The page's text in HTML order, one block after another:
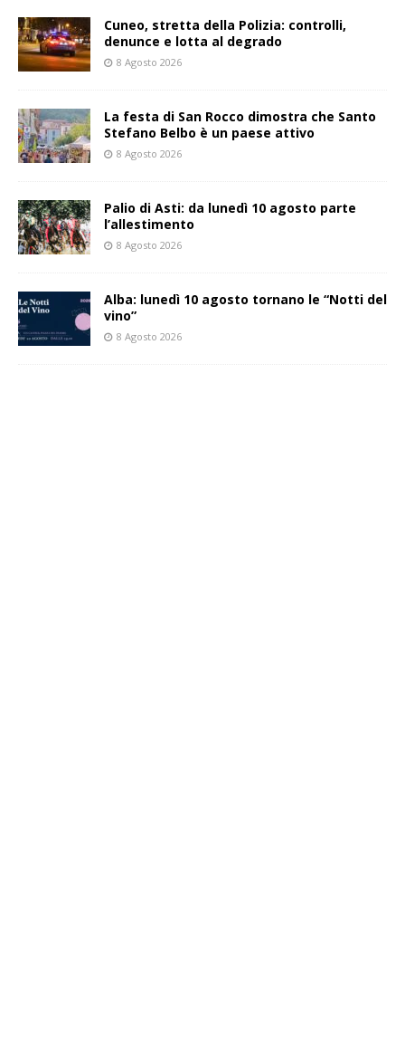
Cuneo, stretta della Polizia: controlli,
denunce e lotta al degrado
8 Agosto 2026
La festa di San Rocco dimostra che Santo
Stefano Belbo è un paese attivo
8 Agosto 2026
Palio di Asti: da lunedì 10 agosto parte
l’allestimento
8 Agosto 2026
Alba: lunedì 10 agosto tornano le “Notti del
vino”
8 Agosto 2026